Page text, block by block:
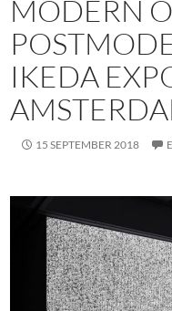
MODERN
IKEDA
15 SEPTEMBER 2018